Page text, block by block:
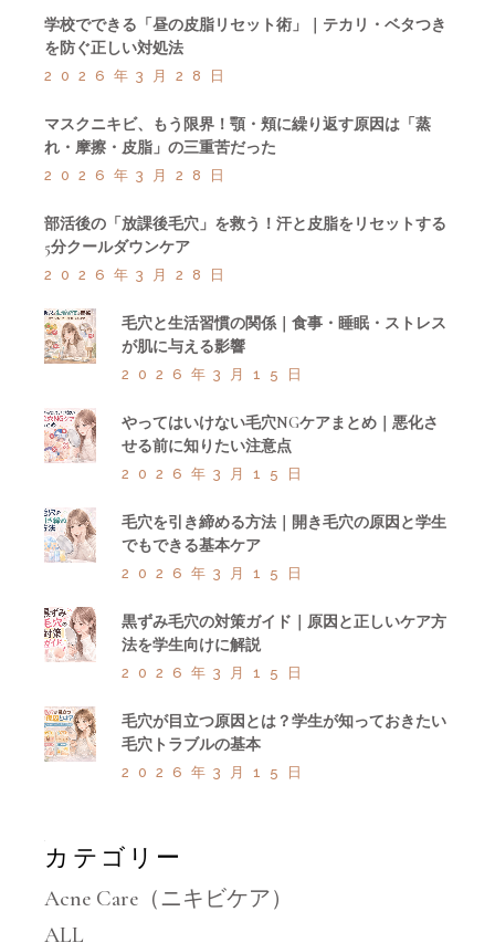
学校でできる「昼の皮脂リセット術」｜テカリ・ベタつき
を防ぐ正しい対処法
2026年3月28日
マスクニキビ、もう限界！顎・頬に繰り返す原因は「蒸
れ・摩擦・皮脂」の三重苦だった
2026年3月28日
部活後の「放課後毛穴」を救う！汗と皮脂をリセットする
5分クールダウンケア
2026年3月28日
毛穴と生活習慣の関係｜食事・睡眠・ストレス
が肌に与える影響
2026年3月15日
やってはいけない毛穴NGケアまとめ｜悪化さ
せる前に知りたい注意点
2026年3月15日
毛穴を引き締める方法｜開き毛穴の原因と学生
でもできる基本ケア
2026年3月15日
黒ずみ毛穴の対策ガイド｜原因と正しいケア方
法を学生向けに解説
2026年3月15日
毛穴が目立つ原因とは？学生が知っておきたい
毛穴トラブルの基本
2026年3月15日
カテゴリー
Acne Care（ニキビケア）
ALL